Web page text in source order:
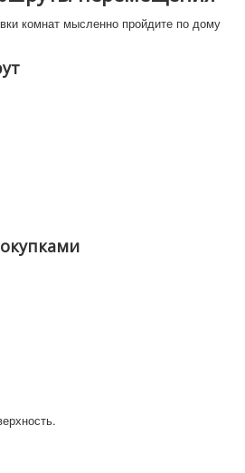
комнат мысленно пройдите по дому